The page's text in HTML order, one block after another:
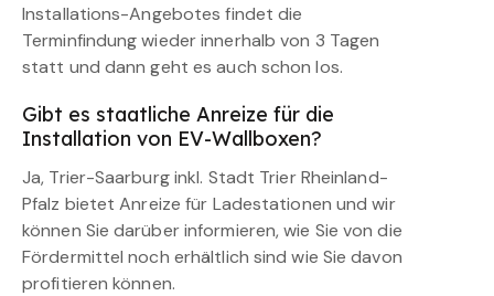
Installations-Angebotes findet die
Terminfindung wieder innerhalb von 3 Tagen
statt und dann geht es auch schon los.
Gibt es staatliche Anreize für die
Installation von EV-Wallboxen?
Ja, Trier-Saarburg inkl. Stadt Trier Rheinland-
Pfalz bietet Anreize für Ladestationen und wir
können Sie darüber informieren, wie Sie von die
Fördermittel noch erhältlich sind wie Sie davon
profitieren können.